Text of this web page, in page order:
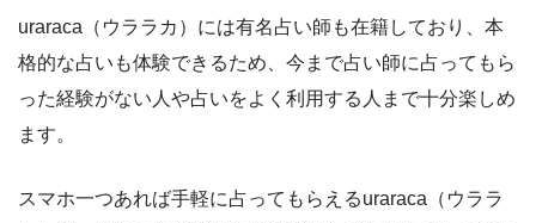
uraraca（ウララカ）には有名占い師も在籍しており、本
格的な占いも体験できるため、今まで占い師に占ってもら
った経験がない人や占いをよく利用する人まで十分楽しめ
ます。
スマホ一つあれば手軽に占ってもらえるuraraca（ウララ